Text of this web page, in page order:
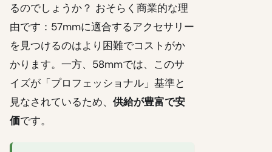
るのでしょうか？ おそらく商業的な理
由です：57mmに適合するアクセサリー
を見つけるのはより困難でコストがか
かります。一方、58mmでは、このサ
イズが「プロフェッショナル」基準と
見なされているため、 供給が豊富で安
価です。